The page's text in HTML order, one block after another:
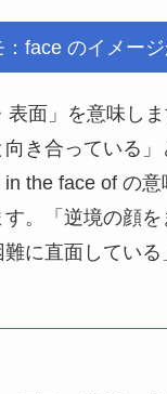
face のイメー
表面」を意味し
き合っている
in the face of の
。「逆境の顔を
に直面している